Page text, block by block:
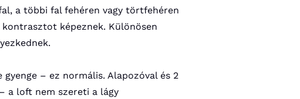
a többi fal fehéren vagy törtfehéren
képeznek. Különösen
– ez normális. Alapozóval és 2
a loft nem szereti a lágy